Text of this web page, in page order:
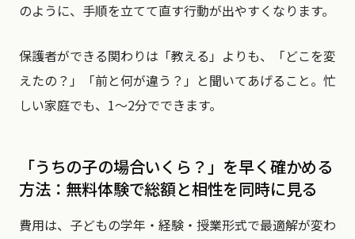
のように、手順を立てて直す行動が出やすくなります。
保護者ができる関わりは「教える」よりも、「どこを変
えたの？」「前と何が違う？」と聞いてあげること。忙
しい家庭でも、1〜2分でできます。
「うちの子の場合いくら？」を早く確かめる
方法：無料体験で総額と相性を同時に見る
費用は、子どもの学年・経験・授業形式で最適解が変わ